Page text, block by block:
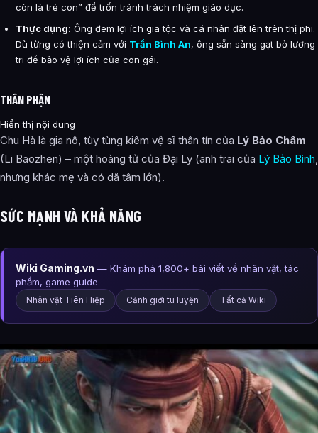
còn là trẻ con” để trốn tránh trách nhiệm giáo dục.
Thực dụng: Ông đem lợi ích gia tộc và cá nhân đặt lên trên thị phi.
Dù từng có thiện cảm với Trần Bình An, ông sẵn sàng gạt bỏ lương
tri để bảo vệ lợi ích của con gái.
THÂN PHẬN
Hiển thị nội dung
Chu Hà là gia nô, tùy tùng kiêm vệ sĩ thân tín của Lý Bảo Châm
(Li Baozhen) – một hoàng tử của Đại Ly (anh trai của Lý Bảo Bình,
nhưng khác mẹ và có dã tâm lớn).
SỨC MẠNH VÀ KHẢ NĂNG
Wiki Gaming.vn — Khám phá 1,800+ bài viết về nhân vật, tác
phẩm, game guide
Nhân vật Tiên Hiệp Cảnh giới tu luyện Tất cả Wiki